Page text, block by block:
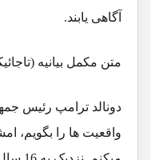
آگاهی یابند.
متن مکمل بیانیه
دونالد ترامپ رئیس
واقعیت ها را بگویم،